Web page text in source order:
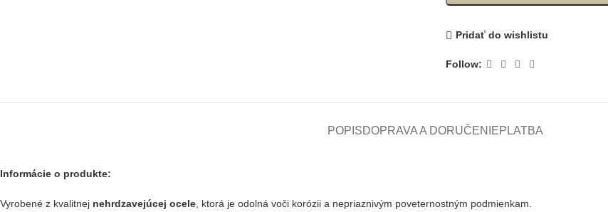
Pridať do wishlistu
Follow:
POPISDOPRAVA A DORUČENIEPLATBA
Informácie o produkte:
Vyrobené z kvalitnej nehrdzavejúcej ocele , ktorá je odolná voči korózii a nepriaznivým poveternostným podmienkam.